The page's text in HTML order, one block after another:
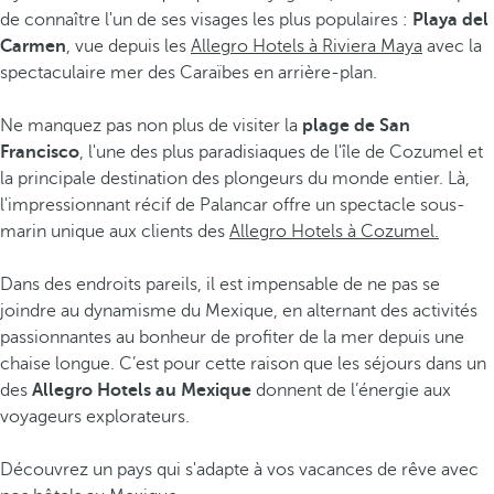
de connaître l'un de ses visages les plus populaires : Playa del
Carmen, vue depuis les Allegro Hotels à Riviera Maya avec la
spectaculaire mer des Caraïbes en arrière-plan.
Ne manquez pas non plus de visiter la plage de San
Francisco, l'une des plus paradisiaques de l'île de Cozumel et
la principale destination des plongeurs du monde entier. Là,
l'impressionnant récif de Palancar offre un spectacle sous-
marin unique aux clients des Allegro Hotels à Cozumel.
Dans des endroits pareils, il est impensable de ne pas se
joindre au dynamisme du Mexique, en alternant des activités
passionnantes au bonheur de profiter de la mer depuis une
chaise longue. C’est pour cette raison que les séjours dans un
des Allegro Hotels au Mexique donnent de l’énergie aux
voyageurs explorateurs.
Découvrez un pays qui s'adapte à vos vacances de rêve avec